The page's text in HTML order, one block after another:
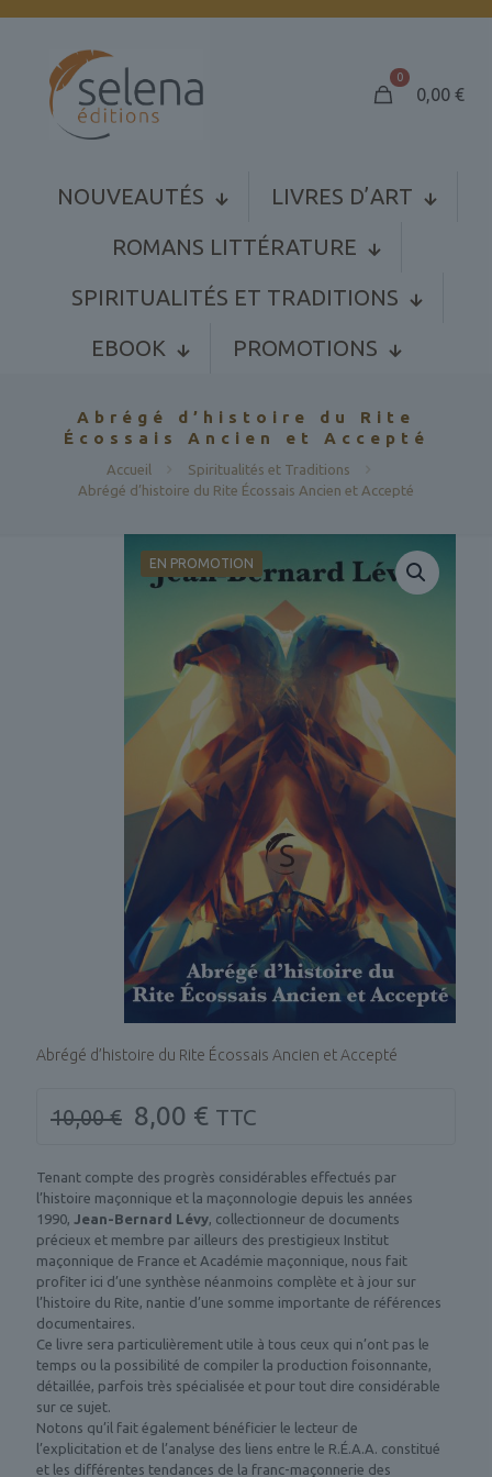
0
0,00€
NOUVEAUTÉS
LIVRES D’ART
ROMANS LITTÉRATURE
SPIRITUALITÉS ET TRADITIONS
EBOOK
PROMOTIONS
Abrégé d’histoire du Rite
Écossais Ancien et Accepté
Accueil
Spiritualités et Traditions
Abrégé d’histoire du Rite Écossais Ancien et Accepté
EN PROMOTION
Abrégé d’histoire du Rite Écossais Ancien et Accepté
10,00€ Le
initial
était :
10,00 €.
8,00 € Le
actuel
est :
8,00 €.
TTC
Tenant compte des progrès considérables effectués par
l’histoire maçonnique et la maçonnologie depuis les années
1990, Jean-Bernard Lévy, collectionneur de documents
précieux et membre par ailleurs des prestigieux Institut
maçonnique de France et Académie maçonnique, nous fait
profiter ici d’une synthèse néanmoins complète et à jour sur
l’histoire du Rite, nantie d’une somme importante de références
documentaires.
Ce livre sera particulièrement utile à tous ceux qui n’ont pas le
temps ou la possibilité de compiler la production foisonnante,
détaillée, parfois très spécialisée et pour tout dire considérable
sur ce sujet.
Notons qu’il fait également bénéficier le lecteur de
l’explicitation et de l’analyse des liens entre le R.É.A.A. constitué
et les différentes tendances de la franc-maçonnerie des